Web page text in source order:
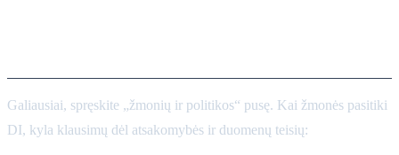
Galiausiai, spręskite „žmonių ir politikos“ pusę. Kai žmonės pasitiki
DI, kyla klausimų dėl atsakomybės ir duomenų teisių: